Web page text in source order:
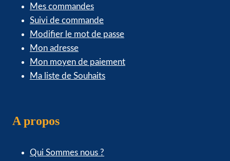
Mes commandes
Suivi de commande
Modifier le mot de passe
Mon adresse
Mon moyen de paiement
Ma liste de Souhaits
A propos
Qui Sommes nous ?